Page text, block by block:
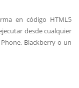
en código HTML5
desde cualquier
Blackberry o un